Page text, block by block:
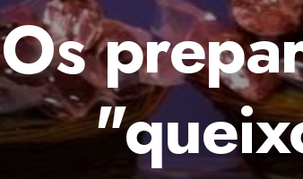
Os